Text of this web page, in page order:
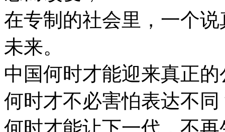
在专制的社会里，一个
未来。
中国何时才能迎来真正
何时才不必害怕表达不同
何时才能让下一代，不